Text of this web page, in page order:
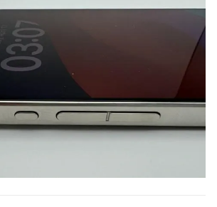
Magazine